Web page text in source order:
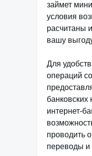
займет
условия
расчитаны
вашу
Для
операций
банковских
интернет-
проводить
переводы и